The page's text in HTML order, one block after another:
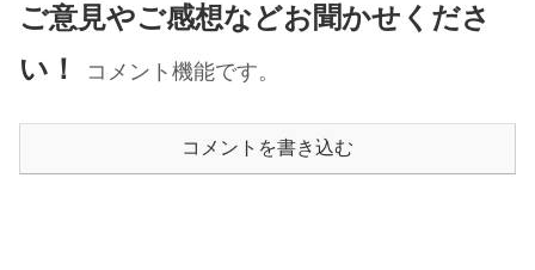
ご意見やご感想などお聞かせくださ
い！
コメント機能です。
コメントを書き込む